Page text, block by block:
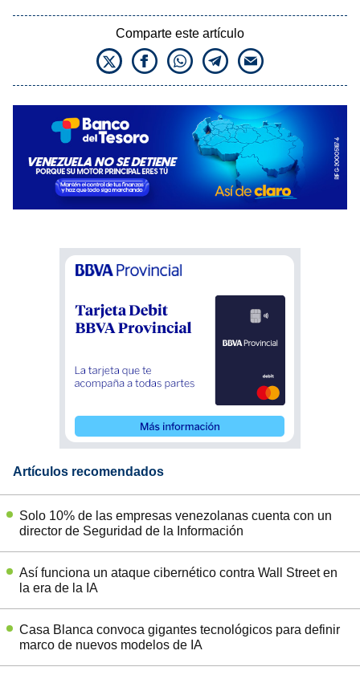
Comparte este artículo
Artículos recomendados
Solo 10% de las empresas venezolanas cuenta con un
director de Seguridad de la Información
Así funciona un ataque cibernético contra Wall Street en
la era de la IA
Casa Blanca convoca gigantes tecnológicos para definir
marco de nuevos modelos de IA